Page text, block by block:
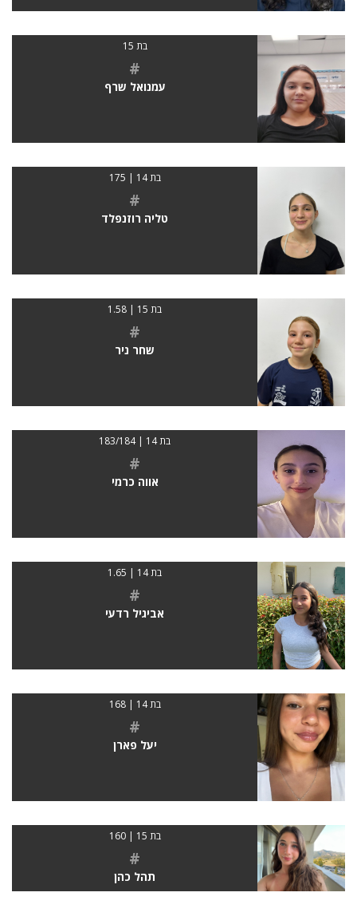
בת 15
#
עמנואל שרף
בת 14 | 175
#
טליה רוזנפלד
בת 15 | 1.58
#
שחר ניר
בת 14 | 183/184
#
אווה כרמי
בת 14 | 1.65
#
אביגיל רדעי
בת 14 | 168
#
יעל פארן
בת 15 | 160
#
תהל כהן